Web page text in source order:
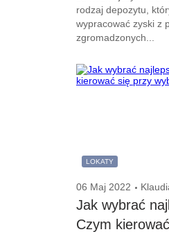
rodzaj depozytu,
wypracować zyski z
zgromadzonych...
LOKATY
06 Maj 2022
Jak wybrać
Czym